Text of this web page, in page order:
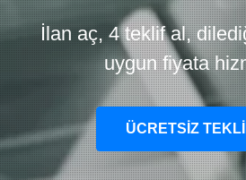
İlan aç, 4 teklif al,
uygun fiyata
ÜCRETSİZ